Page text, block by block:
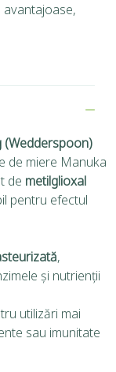
avantajoase,
(Wedderspoon)
de miere Manuka
de metilglioxal
pentru efectul
,
și nutrienții
utilizări mai
sau imunitate